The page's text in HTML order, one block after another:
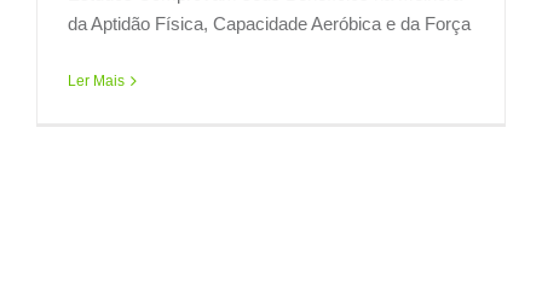
da Aptidão Física, Capacidade Aeróbica e da Força
Ler Mais